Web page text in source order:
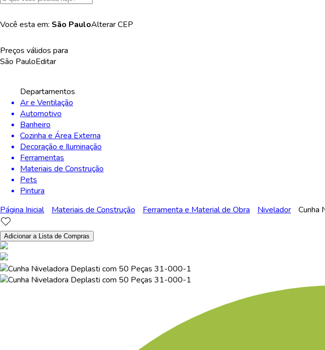
Você esta em: São PauloAlterarCEP
Preços válidos para
São PauloEditar
Departamentos
Ar e Ventilação
Automotivo
Banheiro
Cozinha e Área Externa
Decoração e Iluminação
Ferramentas
Materiais de Construção
Pets
Pintura
Página Inicial
Materiais de Construção Ferramenta e Material de Obra Nivelador Cunha
Adicionar a Lista de Compras